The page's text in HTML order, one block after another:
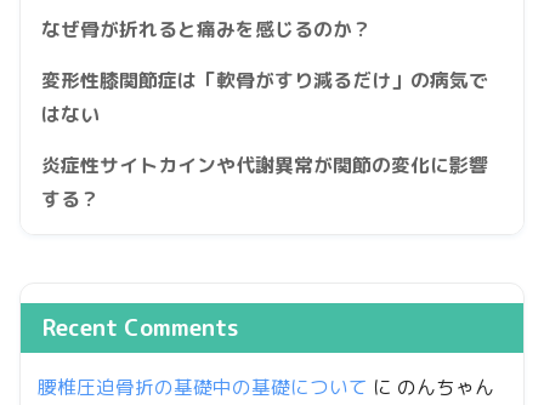
なぜ骨が折れると痛みを感じるのか？
変形性膝関節症は「軟骨がすり減るだけ」の病気で
はない
炎症性サイトカインや代謝異常が関節の変化に影響
する？
Recent Comments
腰椎圧迫骨折の基礎中の基礎について に のんちゃん